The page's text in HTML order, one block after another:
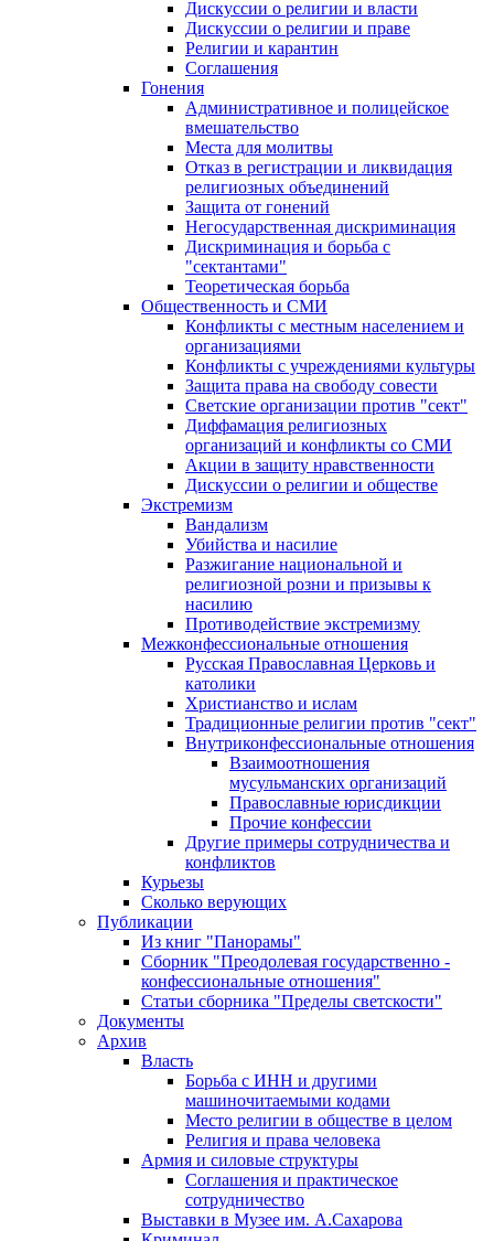
Дискуссии о религии и власти
Дискуссии о религии и праве
Религии и карантин
Соглашения
Гонения
Административное и полицейское
вмешательство
Места для молитвы
Отказ в регистрации и ликвидация
религиозных объединений
Защита от гонений
Негосударственная дискриминация
Дискриминация и борьба с
"сектантами"
Теоретическая борьба
Общественность и СМИ
Конфликты с местным населением и
организациями
Конфликты с учреждениями культуры
Защита права на свободу совести
Светские организации против "сект"
Диффамация религиозных
организаций и конфликты со СМИ
Акции в защиту нравственности
Дискуссии о религии и обществе
Экстремизм
Вандализм
Убийства и насилие
Разжигание национальной и
религиозной розни и призывы к
насилию
Противодействие экстремизму
Межконфессиональные отношения
Русская Православная Церковь и
католики
Христианство и ислам
Традиционные религии против "сект"
Внутриконфессиональные отношения
Взаимоотношения
мусульманских организаций
Православные юрисдикции
Прочие конфессии
Другие примеры сотрудничества и
конфликтов
Курьезы
Сколько верующих
Публикации
Из книг "Панорамы"
Сборник "Преодолевая государственно -
конфессиональные отношения"
Статьи сборника "Пределы светскости"
Документы
Архив
Власть
Борьба с ИНН и другими
машиночитаемыми кодами
Место религии в обществе в целом
Религия и права человека
Армия и силовые структуры
Соглашения и практическое
сотрудничество
Выставки в Музее им. А.Сахарова